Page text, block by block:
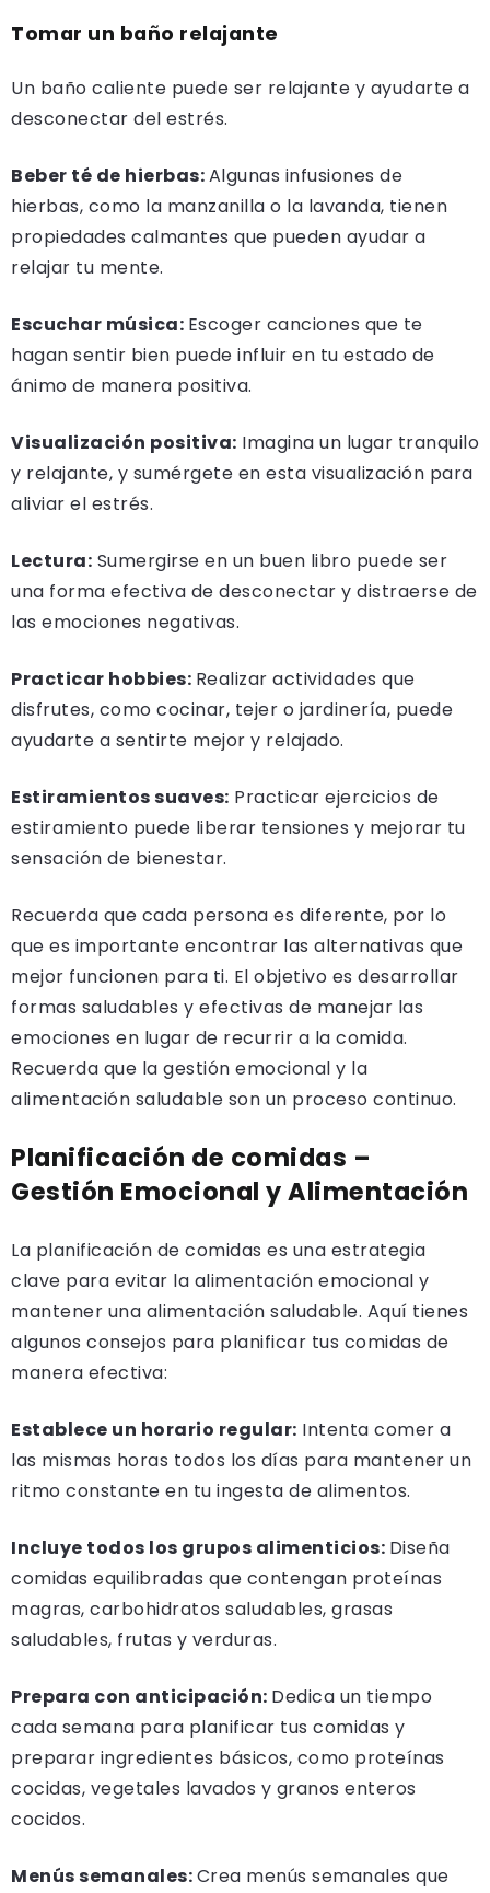
Tomar un baño relajante
Un baño caliente puede ser relajante y ayudarte a
desconectar del estrés.
Beber té de hierbas:Algunas infusiones de
hierbas, como la manzanilla o la lavanda, tienen
propiedades calmantes que pueden ayudar a
relajar tu mente.
Escuchar música: Escoger canciones que te
hagan sentir bien puede influir en tu estado de
ánimo de manera positiva.
Visualización positiva: Imagina un lugar tranquilo
y relajante, y sumérgete en esta visualización para
aliviar el estrés.
Lectura: Sumergirse en un buen libro puede ser
una forma efectiva de desconectar y distraerse de
las emociones negativas.
Practicar hobbies: Realizar actividades que
disfrutes, como cocinar, tejer o jardinería, puede
ayudarte a sentirte mejor y relajado.
Estiramientos suaves: Practicar ejercicios de
estiramiento puede liberar tensiones y mejorar tu
sensación de bienestar.
Recuerda que cada persona es diferente, por lo
que es importante encontrar las alternativas que
mejor funcionen para ti. El objetivo es desarrollar
formas saludables y efectivas de manejar las
emociones en lugar de recurrir a la comida.
Recuerda que la gestión emocional y la
alimentación saludable son un proceso continuo.
Planificación de comidas –
Gestión Emocional y Alimentación
La planificación de comidas es una estrategia
clave para evitar la alimentación emocional y
mantener una alimentación saludable. Aquí tienes
algunos consejos para planificar tus comidas de
manera efectiva:
Establece un horario regular: Intenta comer a
las mismas horas todos los días para mantener un
ritmo constante en tu ingesta de alimentos.
Incluye todos los grupos alimenticios: Diseña
comidas equilibradas que contengan proteínas
magras, carbohidratos saludables, grasas
saludables, frutas y verduras.
Prepara con anticipación: Dedica un tiempo
cada semana para planificar tus comidas y
preparar ingredientes básicos, como proteínas
cocidas, vegetales lavados y granos enteros
cocidos.
Menús semanales:Crea menús semanales que